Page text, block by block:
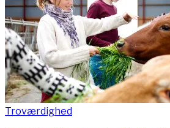
Troværdighed